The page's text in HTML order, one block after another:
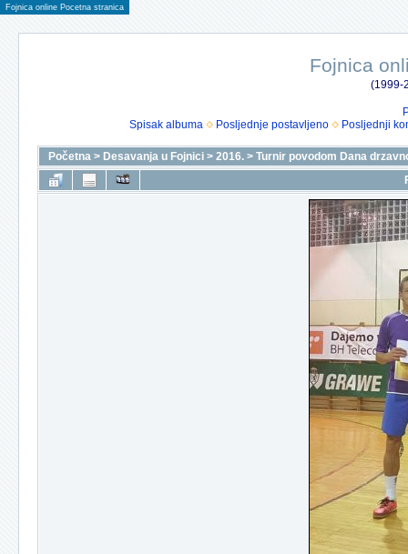
Fojnica online Pocetna stranica
Fojnica
(1999-
Spisak albuma
Posljednje postavljeno Posljednji
Početna > Desavanja u Fojnici > 2016. > Turnir povodom Dana